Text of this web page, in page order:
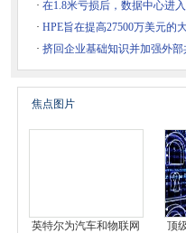
· 在1.8米亏损后，数据中心进
· HPE旨在提高27500万美元的
· 挤回企业基础知识并加强外部
焦点图片
英特尔为汽车和物联网
顶